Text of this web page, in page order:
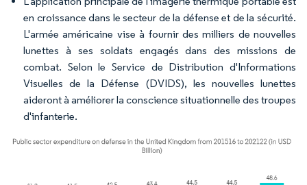
en croissance dans le secteur de la défense et de la sécurité.
L'armée américaine vise à fournir des milliers de nouvelles
lunettes à ses soldats engagés dans des missions de
combat. Selon le Service de Distribution d'Informations
Visuelles de la Défense (DVIDS), les nouvelles lunettes
aideront à améliorer la conscience situationnelle des troupes
d'infanterie.